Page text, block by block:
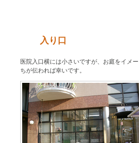
入り口
医院入口横には小さいですが、お庭をイメ
ちが伝われば幸いです。